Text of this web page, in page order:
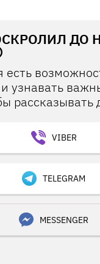
ДО
есть
узнавать
рассказывать
VIBER
TELEGRAM
MESSENGER